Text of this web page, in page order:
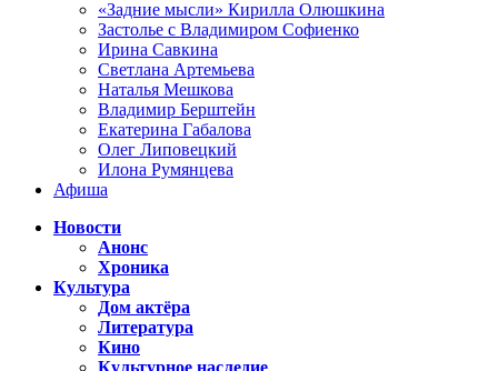
«Задние мысли» Кирилла Олюшкина
Застолье с Владимиром Софиенко
Ирина Савкина
Светлана Артемьева
Наталья Мешкова
Владимир Берштейн
Екатерина Габалова
Олег Липовецкий
Илона Румянцева
Афиша
Новости
Анонс
Хроника
Культура
Дом актёра
Литература
Кино